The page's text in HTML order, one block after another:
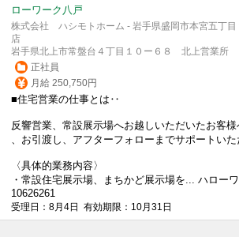
ローワーク八戸
株式会社 ハシモトホーム - 岩手県盛岡市本宮五丁
店
岩手県北上市常盤台４丁目１０ー６８ 北上営業所
正社員
月給 250,750円
■住宅営業の仕事とは‥
反響営業、常設展示場へお越しいただいたお客
、お引渡し、アフターフォローまでサポートいた
〈具体的業務内容〉
・常設住宅展示場、まちかど展示場を... ハロー
10626261
受理日：8月4日 有効期限：10月31日